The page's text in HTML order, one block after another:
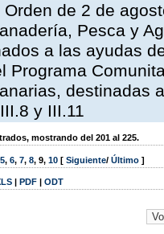
de 2 de
Pesca y
a las ayudas
Programa
destinadas
y III.11
mostrando del 201 al 225.
5, 6, 7, 8, 9, 10 [ Siguiente/ Último ]
| PDF | ODT